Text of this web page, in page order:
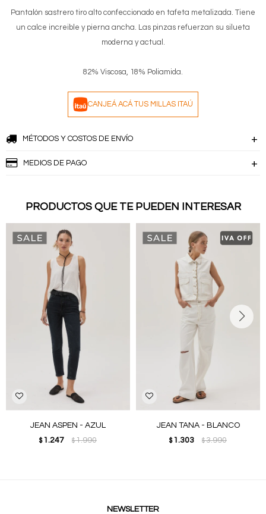
Pantalón sastrero tiro alto confeccionado en tafeta metalizada. Tiene
un calce increible y pierna ancha. Las pinzas refuerzan su silueta
moderna y actual.
82% Viscosa, 18% Poliamida.
CANJEÁ ACÁ TUS MILLAS ITAÚ
MÉTODOS Y COSTOS DE ENVÍO
MEDIOS DE PAGO
PRODUCTOS QUE TE PUEDEN INTERESAR
JEAN ASPEN - AZUL
$ 1.247 $1.990
JEAN TANA - BLANCO
$ 1.303 $3.990
NEWSLETTER